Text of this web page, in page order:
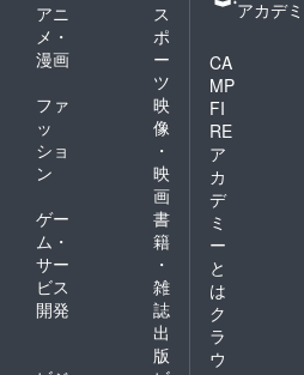
アニ
メ・
漫画
ス
ポ
ー
ツ
ファ
ッ
ショ
ン
映
像
・
映
画
ゲー
ム・
サー
ビス
開発
書
籍
・
雑
誌
出
版
アカデ
CA
MP
FI
RE
ア
カ
デ
ミ
ー
と
は
ク
ラ
ウ